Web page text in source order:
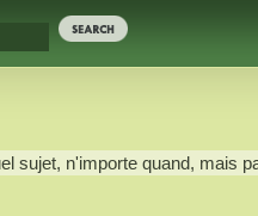
sujet, n'importe quand, mais